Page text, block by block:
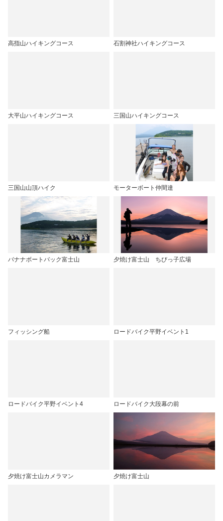
高指山ハイキングコース 石割神社ハイキングコース
大平山ハイキングコース 三国山ハイキングコース
三国山山頂ハイク モーターボート仲間達
バナナボートバック富士山 夕焼け富士山 ちびっ子広場
フィッシング船 ロードバイク平野イベント1
ロードバイク平野イベント4 ロードバイク大段幕の前
夕焼け富士山カメラマン 夕焼け富士山